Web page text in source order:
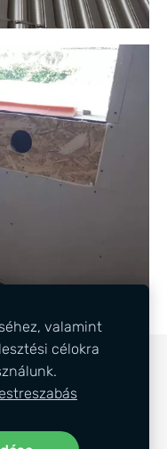
valamint
célokra